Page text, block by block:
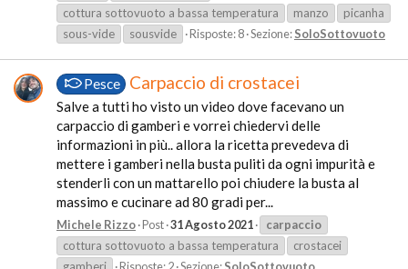
cottura sottovuoto a bassa temperatura
manzo
picanha
sous-vide
sousvide Risposte: 8 Sezione:SoloSottovuoto
Pesce Carpaccio di crostacei
Salve a tutti ho visto un video dove facevano un
carpaccio di gamberi e vorrei chiedervi delle
informazioni in più.. allora la ricetta prevedeva di
mettere i gamberi nella busta puliti da ogni impurità e
stenderli con un mattarello poi chiudere la busta al
massimo e cucinare ad 80 gradi per...
Michele Rizzo Post 31 Agosto 2021
carpaccio
cottura sottovuoto a bassa temperatura
crostacei